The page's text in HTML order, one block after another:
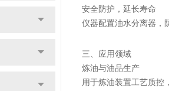
安全防护，延长寿命
仪器配置油水分离器，
三、应用领域
炼油与油品生产
用于炼油装置工艺质控